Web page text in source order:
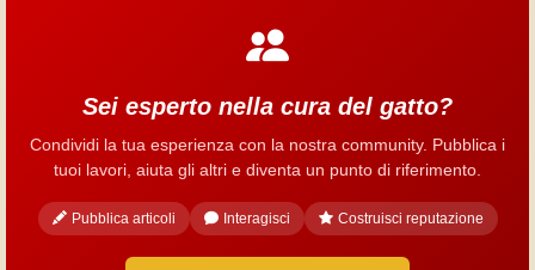
Sei esperto nella cura del gatto?
Condividi la tua esperienza con la nostra community. Pubblica i
tuoi lavori, aiuta gli altri e diventa un punto di riferimento.
Pubblica articoli Interagisci Costruisci reputazione